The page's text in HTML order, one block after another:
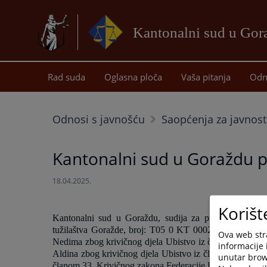
Kantonalni sud u
Rad suda Oglasna ploča Vaša pitanja
Odnosi s javnošću Saopćenja za javnost
Kantonalni sud u Goraždu
18.04.2025.
Kantonalni sud u Goraždu, sudija za prethodno
tužilaštva Goražde, broj: T05 0 KT 0002910 24 od
Nedima zbog krivičnog djela Ubistvo iz člana 166.
Aldina zbog krivičnog djela Ubistvo iz člana 166. stav
Ova web
informacije
unutar